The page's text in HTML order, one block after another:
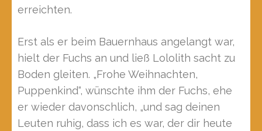
erreichten.
Erst als er beim Bauernhaus angelangt war,
hielt der Fuchs an und ließ Lololith sacht zu
Boden gleiten. „Frohe Weihnachten,
Puppenkind“, wünschte ihm der Fuchs, ehe
er wieder davonschlich, „und sag deinen
Leuten ruhig, dass ich es war, der dir heute